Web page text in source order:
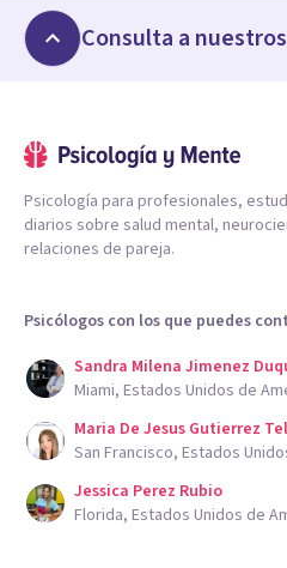
Consulta a
Psicología para profesionales,
diarios sobre salud mental,
relaciones de pareja.
Psicólogos con los que puedes
Sandra Milena Jimenez
Miami, Estados Unidos de
Maria De Jesus Gutierrez
San Francisco, Estados
Jessica Perez Rubio
Florida, Estados Unidos de